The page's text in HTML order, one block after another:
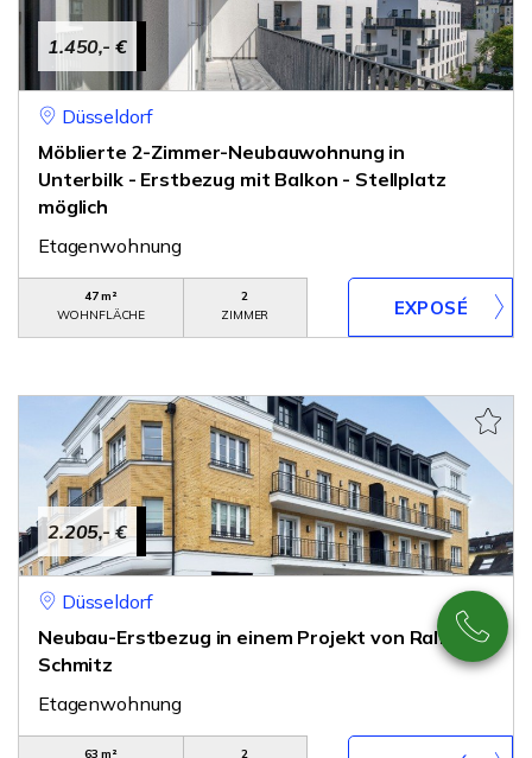
1.450,- €
Düsseldorf
Möblierte 2-Zimmer-Neubauwohnung in
Unterbilk - Erstbezug mit Balkon - Stellplatz
möglich
Etagenwohnung
47 m²
WOHNFLÄCHE
2
ZIMMER
2.205,- €
Düsseldorf
Neubau-Erstbezug in einem Projekt von Ralf
Schmitz
Etagenwohnung
63 m² 2